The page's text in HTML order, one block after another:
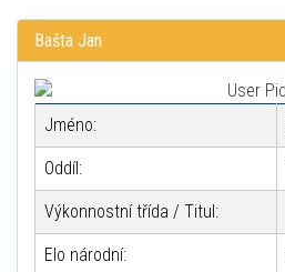
Bašta Jan
Jméno:
Oddíl:
Výkonnostní třída / Titul:
Elo národní: